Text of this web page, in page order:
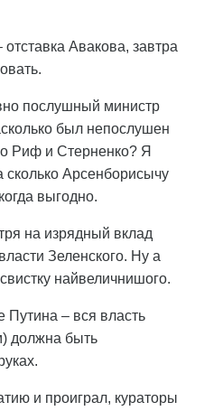
Авакова, завтра
послушный министр
был непослушен
Риф и Стерненко? Я
сколько Арсенборисычу
выгодно.
на изрядный вклад
Зеленского. Ну а
найвеличнишого.
Путина – вся власть
должна быть
и проиграл, кураторы